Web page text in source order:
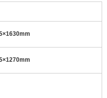
×1630mm
×1270mm